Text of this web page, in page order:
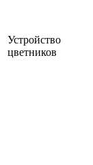
Устройство
цветников